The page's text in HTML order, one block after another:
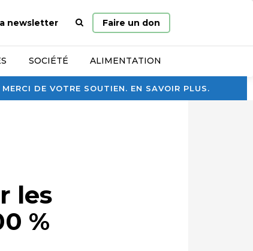
DE VOTRE SOUTIEN. EN SAVOIR PLUS.
newsletter
Page
d’accueil
Faire un don
SOCIÉTÉ ALIMENTATION
les
%